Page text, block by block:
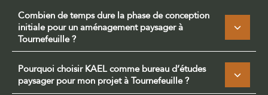
Combien de temps dure la phase de conception
initiale pour un aménagement paysager à
Tournefeuille ?
Pourquoi choisir KAEL comme bureau d’études
paysager pour mon projet à Tournefeuille ?